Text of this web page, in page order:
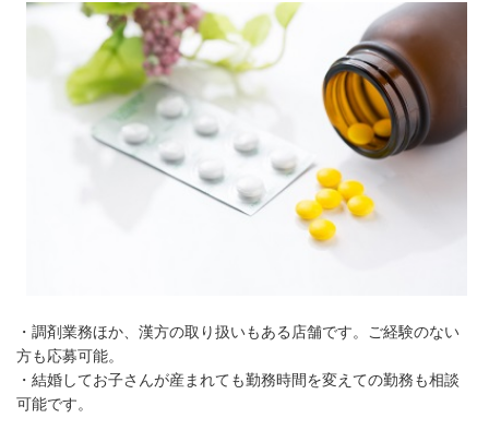
・調剤業務ほか、漢方の取り扱いもある店舗です。ご経験のない
方も応募可能。
・結婚してお子さんが産まれても勤務時間を変えての勤務も相談
可能です。